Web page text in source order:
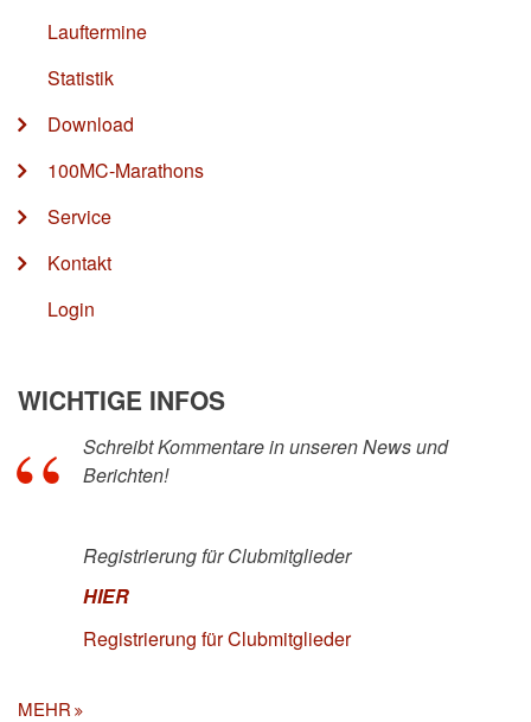
Lauftermine
Statistik
Download
100MC-Marathons
Service
Kontakt
Login
WICHTIGE INFOS
Schreibt Kommentare in unseren News und
Berichten!
Registrierung für Clubmitglieder
HIER
Registrierung für Clubmitglieder
MEHR